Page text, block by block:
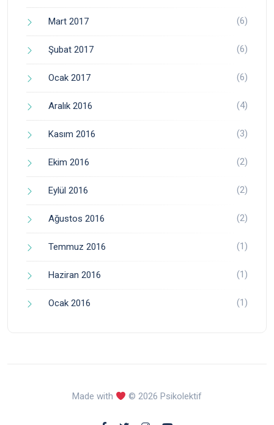
Mart 2017 (6)
Şubat 2017 (6)
Ocak 2017 (6)
Aralık 2016 (4)
Kasım 2016 (3)
Ekim 2016 (2)
Eylül 2016 (2)
Ağustos 2016 (2)
Temmuz 2016 (1)
Haziran 2016 (1)
Ocak 2016 (1)
Made with © 2026 Psikolektif